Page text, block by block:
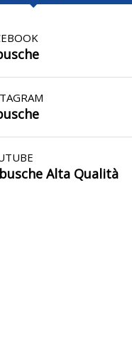
Alta Qualità